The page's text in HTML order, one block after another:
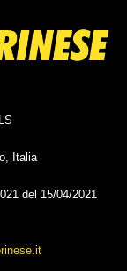
Italia
del 15/04/2021